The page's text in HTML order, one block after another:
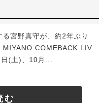
宮野真守が、約2年ぶり
MIYANO COMEBACK LIV
(土)、10月...
む